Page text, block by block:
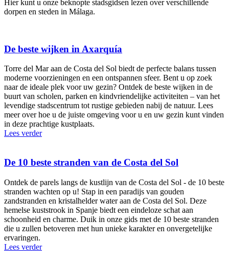
Hier kunt u onze beknopte stadsgidsen lezen over verschillende
dorpen en steden in Málaga.
De beste wijken in Axarquía
Torre del Mar aan de Costa del Sol biedt de perfecte balans tussen
moderne voorzieningen en een ontspannen sfeer. Bent u op zoek
naar de ideale plek voor uw gezin? Ontdek de beste wijken in de
buurt van scholen, parken en kindvriendelijke activiteiten – van het
levendige stadscentrum tot rustige gebieden nabij de natuur. Lees
meer over hoe u de juiste omgeving voor u en uw gezin kunt vinden
in deze prachtige kustplaats.
Lees verder
De 10 beste stranden van de Costa del Sol
Ontdek de parels langs de kustlijn van de Costa del Sol - de 10 beste
stranden wachten op u! Stap in een paradijs van gouden
zandstranden en kristalhelder water aan de Costa del Sol. Deze
hemelse kuststrook in Spanje biedt een eindeloze schat aan
schoonheid en charme. Duik in onze gids met de 10 beste stranden
die u zullen betoveren met hun unieke karakter en onvergetelijke
ervaringen.
Lees verder